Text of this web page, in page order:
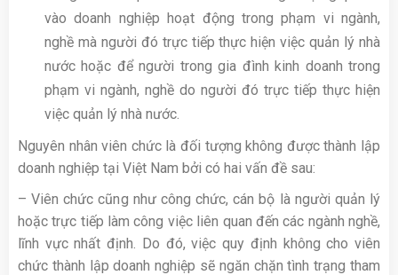
vào doanh nghiệp hoạt động trong phạm vi ngành,
nghề mà người đó trực tiếp thực hiện việc quản lý nhà
nước hoặc để người trong gia đình kinh doanh trong
phạm vi ngành, nghề do người đó trực tiếp thực hiện
việc quản lý nhà nước.
Nguyên nhân viên chức là đối tượng không được thành lập
doanh nghiệp tại Việt Nam bởi có hai vấn đề sau:
– Viên chức cũng như công chức, cán bộ là người quản lý
hoặc trực tiếp làm công việc liên quan đến các ngành nghề,
lĩnh vực nhất định. Do đó, việc quy định không cho viên
chức thành lập doanh nghiệp sẽ ngăn chặn tình trạng tham